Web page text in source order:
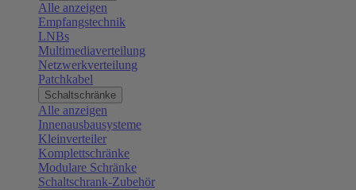
Alle anzeigen
Empfangstechnik
LNBs
Multimediaverteilung
Netzwerkverteilung
Patchkabel
Schaltschränke
Alle anzeigen
Innenausbausysteme
Kleinverteiler
Komplettschränke
Modulare Schränke
Schaltschrank-Zubehör